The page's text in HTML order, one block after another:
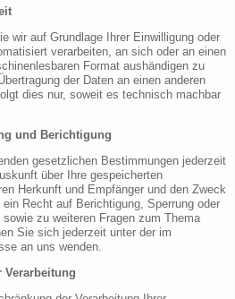
wir auf Grundlage Ihrer Einwilligung oder
verarbeiten, an sich oder an einen
Format aushändigen zu
der Daten an einen anderen
dies nur, soweit es technisch machbar
und Berichtigung
gesetzlichen Bestimmungen jederzeit
über Ihre gespeicherten
Herkunft und Empfänger und den Zweck
Recht auf Berichtigung, Sperrung oder
zu weiteren Fragen zum Thema
Sie sich jederzeit unter der im
an uns wenden.
Verarbeitung